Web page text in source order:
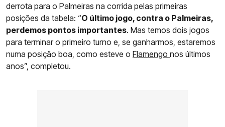
derrota para o Palmeiras na corrida pelas primeiras
posições da tabela: “O último jogo, contra o Palmeiras,
perdemos pontos importantes. Mas temos dois jogos
para terminar o primeiro turno e, se ganharmos, estaremos
numa posição boa, como esteve o Flamengo nos últimos
anos”, completou.